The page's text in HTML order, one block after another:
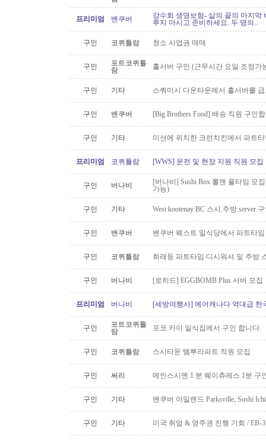
프리미엄 밴쿠버
강수희 생명보험- 삶의 끝의 마지막
루지 마시고 준비하세요. 두 명의..
구인 코퀴틀람 청소 사업권 매매
구인
포트코퀴틀
람
홀서버 구인 (근무시간 요일 조정가
구인 기타 스쿼미시 다운타운에서 홀서버를
구인 밴쿠버 [Big Brothers Food] 배송 직원 구인
구인 기타 미션에 위치한 크런치킨에서 파트
프리미엄 코퀴틀람 [WWS] 운전 및 현장 지원 직원 모집
구인 버나비
[버나비] Sushi Box 롤맨 풀타임 모
가능)
구인 기타 West kootenay BC 스시.주방.server
구인 밴쿠버 벤쿠버 웨스트 일식당에서 파트타
구인 코퀴틀람 희래등 파트타임 디시워셔 및 주방
구인 버나비 [로히드] EGGBOMB Plus 서버 모집
프리미엄 버나비 [세방여행사] 에어캐나다 역대급 한
구인
포트코퀴틀
람
포코 카이 일식집에서 구인 합니다.
구인 코퀴틀람 스시타운 템뿌라파트 직원 모집
구인 써리 메인스시맨 1 분 웨이츄레스 1분 구
구인 기타 밴쿠버 아일랜드 Parksville, Sushi
구인 기타 미국 취업 & 영주권 진행 기회 / EB-